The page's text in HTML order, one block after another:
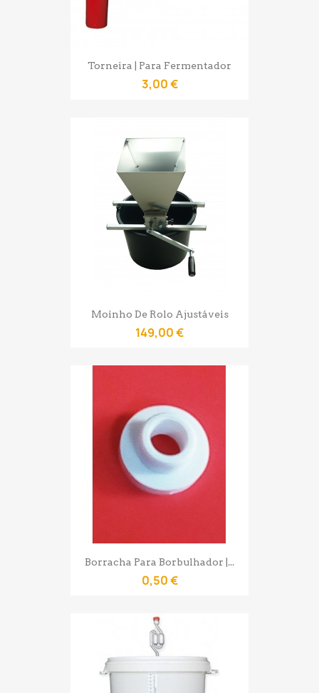
Torneira | Para Fermentador
3,00 €
Moinho De Rolo Ajustáveis
149,00 €
Borracha Para Borbulhador |...
0,50 €